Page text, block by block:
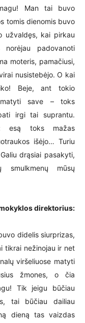
Man tai buvo
tomis dienomis buvo
užvaldęs, kai pirkau
padovanoti
moteris, pamačiusi,
nusistebėjo. O kai
Beje, ant tokio
matyti save – toks
irgi tai suprantu.
esą toks mažas
išėjo… Turiu
drąsiai pasakyti,
mūsų
direktorius:
didelis siurprizas,
tikrai nežinojau ir net
viršeliuose matyti
žmones, o čia
Tik jeigu būčiau
tai būčiau dailiau
dieną tas vaizdas